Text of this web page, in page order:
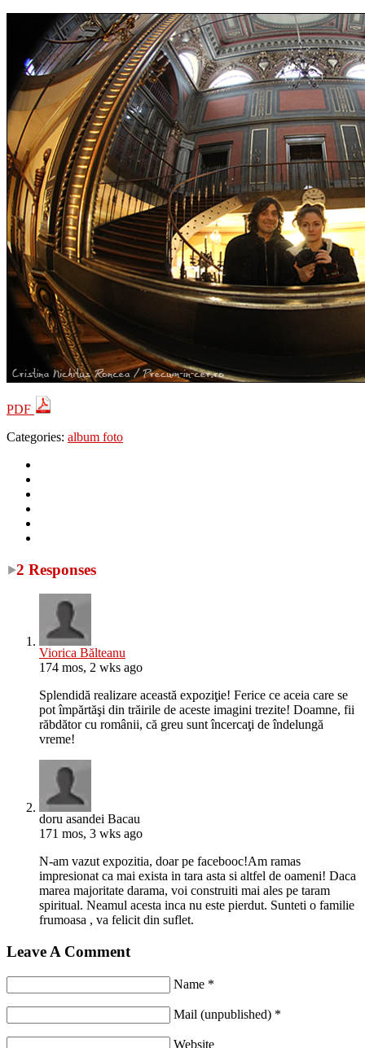
PDF
Categories: album foto
2 Responses
Viorica Bălteanu
174 mos, 2 wks ago
Splendidă realizare această expoziţie! Ferice ce aceia care se
pot împărtăşi din trăirile de aceste imagini trezite! Doamne, fii
răbdător cu românii, că greu sunt încercaţi de îndelungă
vreme!
doru asandei Bacau
171 mos, 3 wks ago
N-am vazut expozitia, doar pe facebooc!Am ramas
impresionat ca mai exista in tara asta si altfel de oameni! Daca
marea majoritate darama, voi construiti mai ales pe taram
spiritual. Neamul acesta inca nu este pierdut. Sunteti o familie
frumoasa , va felicit din suflet.
Leave A Comment
Name *
Mail (unpublished) *
Website